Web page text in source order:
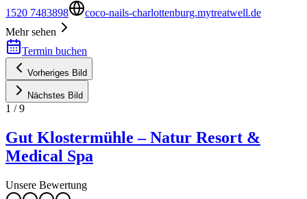
1520 7483898
coco-nails-charlottenburg.mytreatwell.de
Mehr sehen
Termin buchen
Vorheriges Bild
Nächstes Bild
1 /9
Gut Klostermühle – Natur Resort &
Medical Spa
Unsere Bewertung